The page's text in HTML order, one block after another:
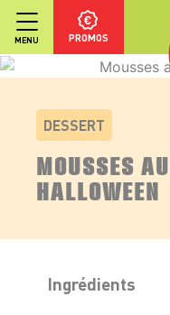
MENU PROMOS
DESSERT
MOUSSES
HALLOWEEN
Ingrédients